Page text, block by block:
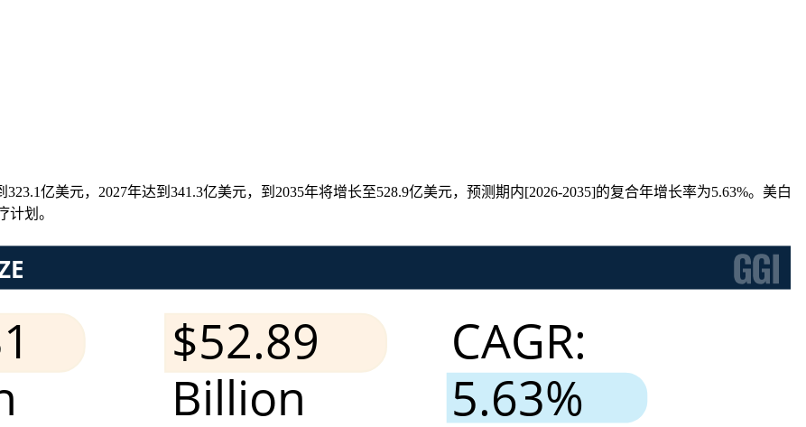
亿美元，2027年达到341.3亿美元，到2035年将增长至528.9亿美元，预测期内[2026-2035]的复合年增长率为5.63%。美白
计划。